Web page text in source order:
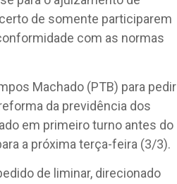
de somente participarem
com as normas
Machado (PTB) para pedir
da previdência dos
em primeiro turno antes do
a próxima terça-feira (3/3).
de liminar, direcionado